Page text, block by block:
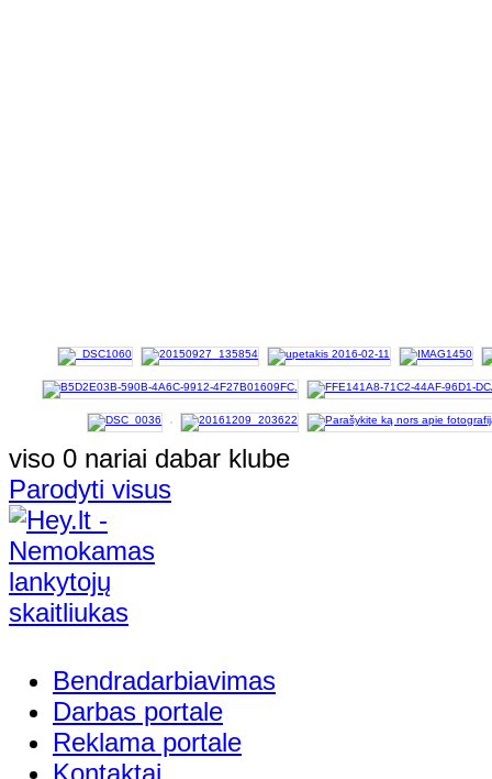
viso 0 nariai dabar klube
Parodyti visus
Bendradarbiavimas
Darbas portale
Reklama portale